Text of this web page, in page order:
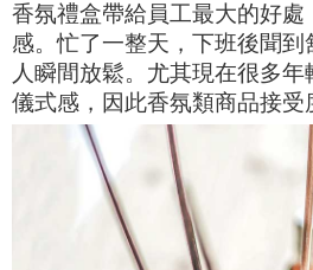
香氛禮盒帶給員工最大的好處
感。忙了一整天，下班後聞
人瞬間放鬆。尤其現在很多
儀式感，因此香氛類商品接受